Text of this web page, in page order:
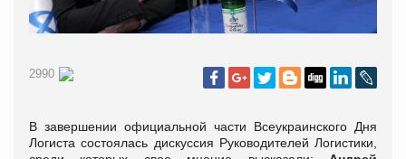
2990
В завершении официальной части Всеукраинского Дня
Логиста состоялась дискуссия Руководителей Логистики,